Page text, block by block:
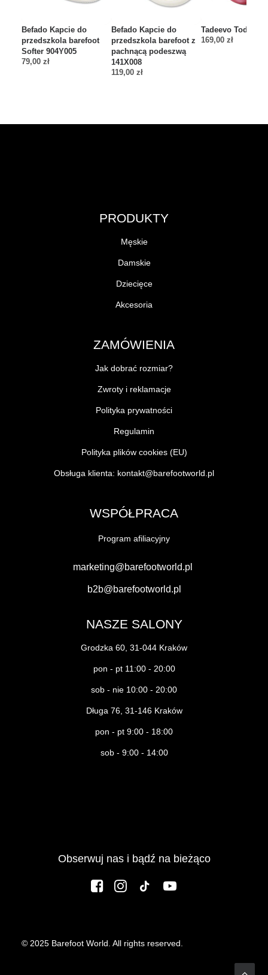
Befado Kapcie do
przedszkola barefoot
Softer 904Y005
79,00 zł
Befado Kapcie do
przedszkola barefoot z
pachnącą podeszwą
141X008
119,00 zł
Tadeevo Toddler
169,00 zł
PRODUKTY
Męskie
Damskie
Dziecięce
Akcesoria
ZAMÓWIENIA
Jak dobrać rozmiar?
Zwroty i reklamacje
Polityka prywatności
Regulamin
Polityka plików cookies (EU)
Obsługa klienta: kontakt@barefootworld.pl
WSPÓŁPRACA
Program afiliacyjny
marketing@barefootworld.pl
b2b@barefootworld.pl
NASZE SALONY
Grodzka 60, 31-044 Kraków
pon - pt 11:00 - 20:00
sob - nie 10:00 - 20:00
Długa 76, 31-146 Kraków
pon - pt 9:00 - 18:00
sob - 9:00 - 14:00
Obserwuj nas i bądź na bieżąco
© 2025 Barefoot World. All rights reserved.